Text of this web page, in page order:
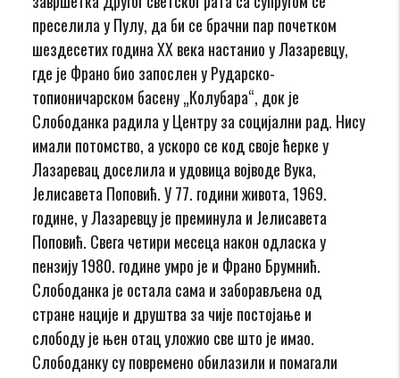
преселила у Пулу, да би се брачни пар почетком
шездесетих година XX века настанио у Лазаревцу,
где је Франо био запослен у Рударско-
топионичарском басену „Колубара“, док је
Слободанка радила у Центру за социјални рад. Нису
имали потомство, а ускоро се код своје ћерке у
Лазаревац доселила и удовица војводе Вука,
Јелисавета Поповић. У 77. години живота, 1969.
године, у Лазаревцу је преминула и Јелисавета
Поповић. Свега четири месеца након одласка у
пензију 1980. године умро је и Франо Брумнић.
Слободанка је остала сама и заборављена од
стране нације и друштва за чије постојање и
слободу је њен отац уложио све што је имао.
Слободанку су повремено обилазили и помагали